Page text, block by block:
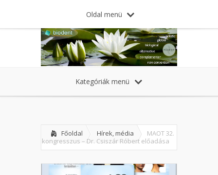
Oldal menü
Kategóriák menü
Főoldal Hírek, média
MAOT 32.
kongresszus – Dr. Csiszár Róbert előadása